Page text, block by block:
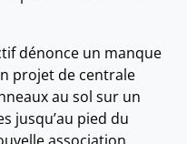
dénonce un manque
projet de centrale
au sol sur un
jusqu’au pied du